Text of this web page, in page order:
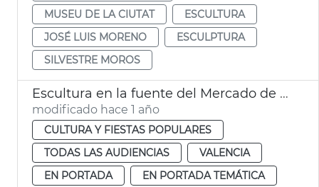
MUSEU DE LA CIUTAT
ESCULTURA
JOSÉ LUIS MORENO
ESCULPTURA
SILVESTRE MOROS
Escultura en la fuente del Mercado de Colón
modificado hace 1 año
CULTURA Y FIESTAS POPULARES
TODAS LAS AUDIENCIAS
VALENCIA
EN PORTADA
EN PORTADA TEMÁTICA